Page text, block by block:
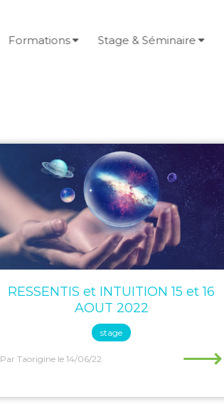
Formations Stage & Séminaire
RESSENTIS et INTUITION 15 et 16
AOUT 2022
stage
Par Taorigine le 14/06/22 ⟶